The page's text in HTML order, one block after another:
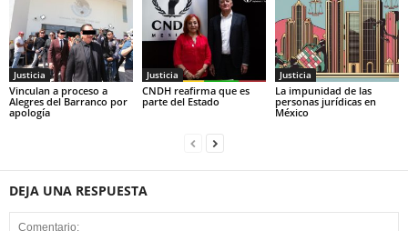
Justicia
Vinculan a proceso a
Alegres del Barranco por
apología
Justicia
CNDH reafirma que es
parte del Estado
Justicia
La impunidad de las
personas jurídicas en
México
DEJA UNA RESPUESTA